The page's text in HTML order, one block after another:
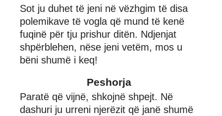
Sot ju duhet të jeni në vëzhgim të disa
polemikave të vogla që mund të kenë
fuqinë për tju prishur ditën. Ndjenjat
shpërblehen, nëse jeni vetëm, mos u
bëni shumë i keq!
Peshorja
Paratë që vijnë, shkojnë shpejt. Në
dashuri ju urreni njerëzit që janë shumë